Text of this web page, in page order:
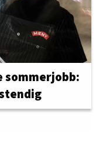
sommerjobb: